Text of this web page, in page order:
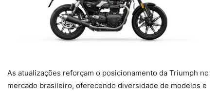
As atualizações reforçam o posicionamento da Triumph no
mercado brasileiro, oferecendo diversidade de modelos e